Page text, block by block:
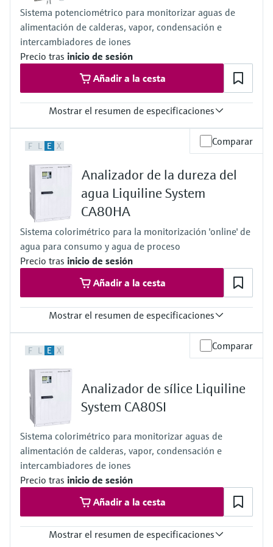
Presión de proceso
Con presión atmosférica, <0,2 bar
Sistema potenciométrico para monitorizar aguas de
alimentación de calderas, vapor, condensación e
intercambiadores de iones
Precio tras inicio de sesión
Añadir a la cesta
Mostrar el resumen de especificaciones
0,1 a 9.999 µg/l (ppb) Na
10 a 40 °C
Presión de proceso
1 a 5 bar (abs)
14,5 a 72,5 psi
F L E X Comparar
Analizador de la dureza del
agua Liquiline System
CA80HA
Sistema colorimétrico para la monitorización 'online' de
agua para consumo y agua de proceso
Precio tras inicio de sesión
Añadir a la cesta
Mostrar el resumen de especificaciones
0 a 80 mg/l CaCO3
1.600 mg/l CaCO3
Temperatura del proceso
4 a 40 °C (39 a 104 °F)
Presión de proceso
Despresurizado
F L E X Comparar
Analizador de sílice Liquiline
System CA80SI
Sistema colorimétrico para monitorizar aguas de
alimentación de calderas, vapor, condensación e
intercambiadores de iones
Precio tras inicio de sesión
Añadir a la cesta
Mostrar el resumen de especificaciones